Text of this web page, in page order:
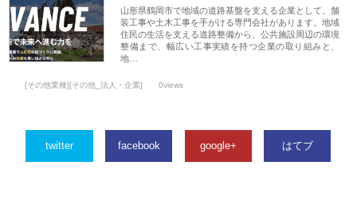
山形県鶴岡市で地域の道路基盤を支える企業として、舗
装工事や土木工事を手がける専門会社があります。地域
住民の生活を支える道路整備から、公共施設周辺の環境
整備まで、幅広い工事実績を持つ企業の取り組みと、
地…
[その他業種][その他_法人・企業] 0views
twitter facebook google+ はてブ